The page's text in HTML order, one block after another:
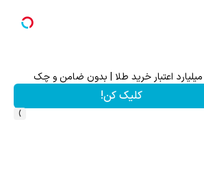
مشاهده و خرید
تا %60 تخفیف محصولات جین وست + خرید در 4 قسط
›